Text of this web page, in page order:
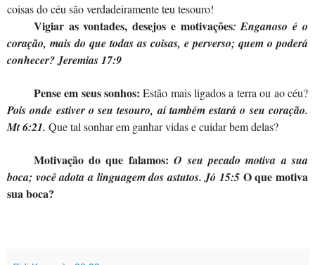
coisas do céu são verdadeiramente teu tesouro!
Vigiar as vontades, desejos e motivações: Enganoso é o
coração, mais do que todas as coisas, e perverso; quem o poderá
conhecer? Jeremias 17:9
Pense em seus sonhos: Estão mais ligados a terra ou ao céu?
Pois onde estiver o seu tesouro, aí também estará o seu coração.
Mt 6:21. Que tal sonhar em ganhar vidas e cuidar bem delas?
Motivação do que falamos: O seu pecado motiva a sua
boca; você adota a linguagem dos astutos. Jó 15:5 O que motiva
sua boca?